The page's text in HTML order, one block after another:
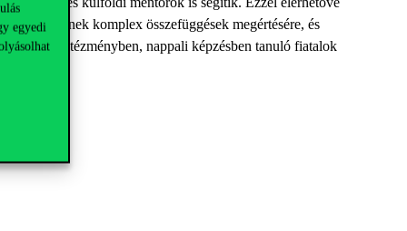
egyedilegyenek komplex összefüggések megértésére, és
intézményben, nappali képzésben tanuló fiatalok